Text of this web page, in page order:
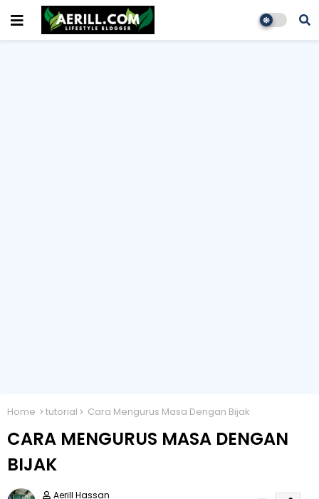
Home tutorial Cara Mengurus Masa Dengan Bijak
CARA MENGURUS MASA DENGAN
BIJAK
Aerill Hassan